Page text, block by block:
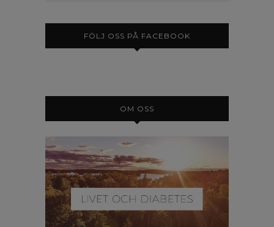
FÖLJ OSS PÅ FACEBOOK
OM OSS